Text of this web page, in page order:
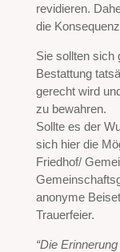
revidieren.
die
Sie sollten sich
Bestattung
gerecht wird
zu bewahren.
Sollte es der
sich hier die
Friedhof/
anonyme
Trauerfeier.
“Die